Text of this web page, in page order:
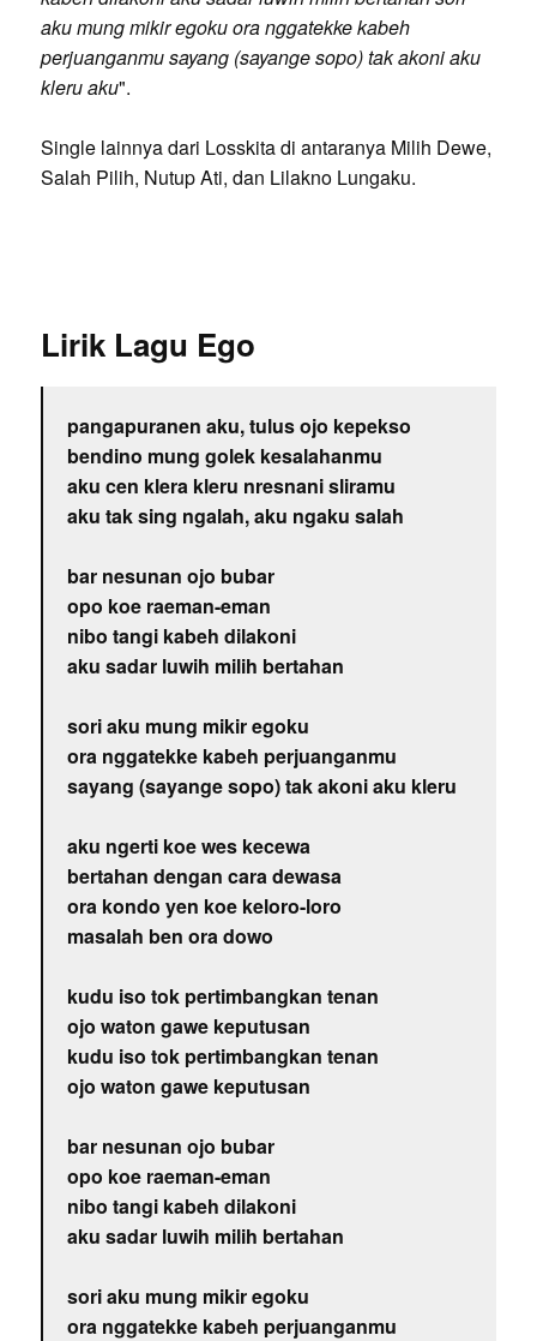
aku mung mikir egoku ora nggatekke kabeh
perjuanganmu sayang (sayange sopo) tak akoni aku
kleru aku".
Single lainnya dari Losskita di antaranya Milih Dewe,
Salah Pilih, Nutup Ati, dan Lilakno Lungaku.
Lirik Lagu Ego
pangapuranen aku, tulus ojo kepekso
bendino mung golek kesalahanmu
aku cen klera kleru nresnani sliramu
aku tak sing ngalah, aku ngaku salah
bar nesunan ojo bubar
opo koe raeman-eman
nibo tangi kabeh dilakoni
aku sadar luwih milih bertahan
sori aku mung mikir egoku
ora nggatekke kabeh perjuanganmu
sayang (sayange sopo) tak akoni aku kleru
aku ngerti koe wes kecewa
bertahan dengan cara dewasa
ora kondo yen koe keloro-loro
masalah ben ora dowo
kudu iso tok pertimbangkan tenan
ojo waton gawe keputusan
kudu iso tok pertimbangkan tenan
ojo waton gawe keputusan
bar nesunan ojo bubar
opo koe raeman-eman
nibo tangi kabeh dilakoni
aku sadar luwih milih bertahan
sori aku mung mikir egoku
ora nggatekke kabeh perjuanganmu